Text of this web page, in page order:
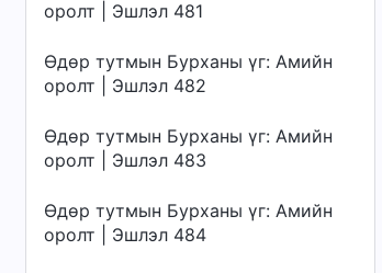
оролт | Эшлэл 481
Өдөр тутмын Бурханы үг: Амийн
оролт | Эшлэл 482
Өдөр тутмын Бурханы үг: Амийн
оролт | Эшлэл 483
Өдөр тутмын Бурханы үг: Амийн
оролт | Эшлэл 484